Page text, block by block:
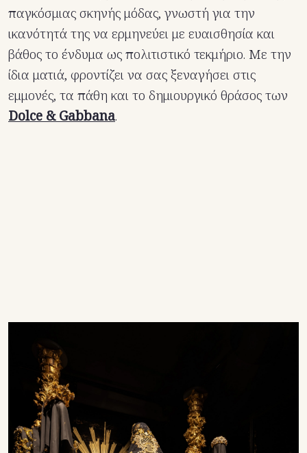
παγκόσμιας σκηνής μόδας, γνωστή για την
ικανότητά της να ερμηνεύει με ευαισθησία και
βάθος το ένδυμα ως πολιτιστικό τεκμήριο. Με την
ίδια ματιά, φροντίζει να σας ξεναγήσει στις
εμμονές, τα πάθη και το δημιουργικό θράσος των
Dolce & Gabbana.